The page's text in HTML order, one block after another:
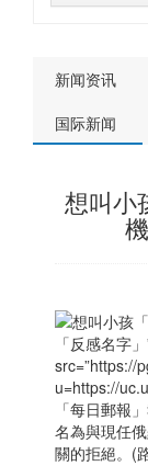
新闻资讯
国际新闻
想叫小
「反感名字
src=”https://
u=https://
「每日郵報
名為與現任
關的拒絕。(